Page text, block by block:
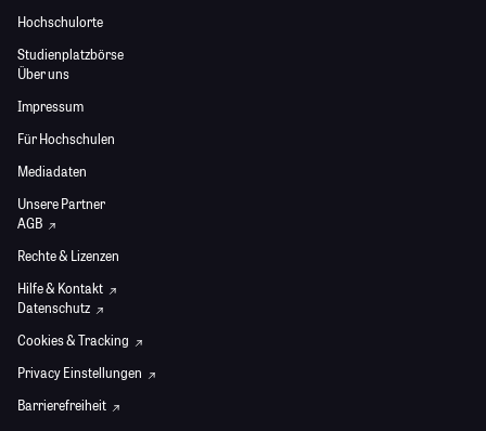
Hochschulorte
Studienplatzbörse
Über uns
Impressum
Für Hochschulen
Mediadaten
Unsere Partner
AGB
Rechte & Lizenzen
Hilfe & Kontakt
Datenschutz
Cookies & Tracking
Privacy Einstellungen
Barrierefreiheit